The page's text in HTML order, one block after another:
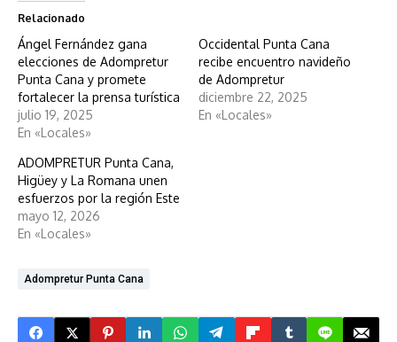
Relacionado
Ángel Fernández gana
elecciones de Adompretur
Punta Cana y promete
fortalecer la prensa turística
julio 19, 2025
En «Locales»
Occidental Punta Cana
recibe encuentro navideño
de Adompretur
diciembre 22, 2025
En «Locales»
ADOMPRETUR Punta Cana,
Higüey y La Romana unen
esfuerzos por la región Este
mayo 12, 2026
En «Locales»
Adompretur Punta Cana